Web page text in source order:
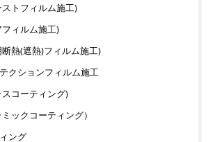
トフィルム施工)
ィルム施工)
熱(遮熱)フィルム施工)
クションフィルム施工
コーティング)
ックコーティング）
ング